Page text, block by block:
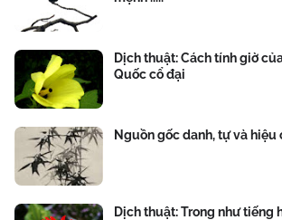
Dịch thuật: Cách tính giờ
Quốc cổ đại
Nguồn gốc danh, tự và hiệu
Dịch thuật: Trong như tiếng